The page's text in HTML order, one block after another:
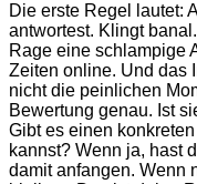
Die erste Regel lautet:
antwortest. Klingt
Rage eine schlampige
Zeiten online. Und das
nicht die peinlichen
Bewertung genau. Ist
Gibt es einen
kannst? Wenn ja, hast
damit anfangen. Wenn